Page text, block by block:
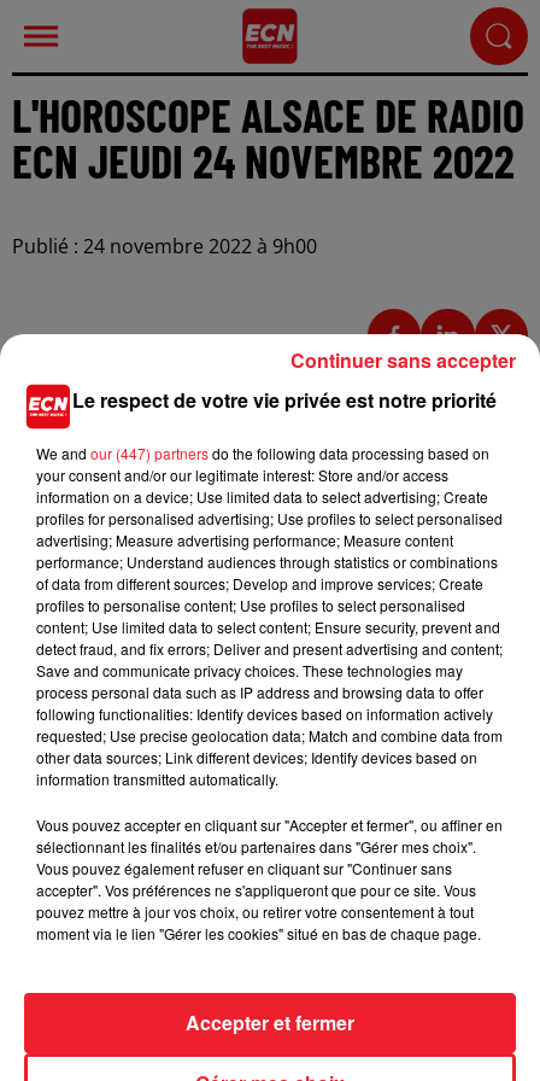
L'HOROSCOPE ALSACE DE RADIO
ECN JEUDI 24 NOVEMBRE 2022
Publié : 24 novembre 2022 à 9h00
NOVEMBRE 2022
RADIO JEUX
Le respect de votre vie privée est notre priorité
We and our (447) partnersdo the following data processing based on
your consent and/or our legitimate interest: Store and/or access
information on a device; Use limited data to select advertising; Create
profiles for personalised advertising; Use profiles to select personalised
advertising; Measure advertising performance; Measure content
performance; Understand audiences through statistics or combinations
of data from different sources; Develop and improve services; Create
profiles to personalise content; Use profiles to select personalised
content; Use limited data to select content; Ensure security, prevent and
detect fraud, and fix errors; Deliver and present advertising and content;
Save and communicate privacy choices. These technologies may
process personal data such as IP address and browsing data to offer
following functionalities: Identify devices based on information actively
requested; Use precise geolocation data; Match and combine data from
other data sources; Link different devices; Identify devices based on
information transmitted automatically.
Vous pouvez accepter en cliquant sur "Accepter et fermer", ou affiner en
sélectionnant les finalités et/ou partenaires dans "Gérer mes choix".
Vous pouvez également refuser en cliquant sur "Continuer sans
accepter". Vos préférences ne s'appliqueront que pour ce site. Vous
pouvez mettre à jour vos choix, ou retirer votre consentement à tout
moment via le lien "Gérer les cookies" situé en bas de chaque page.
Accepter et fermer
Continuer sans accepter